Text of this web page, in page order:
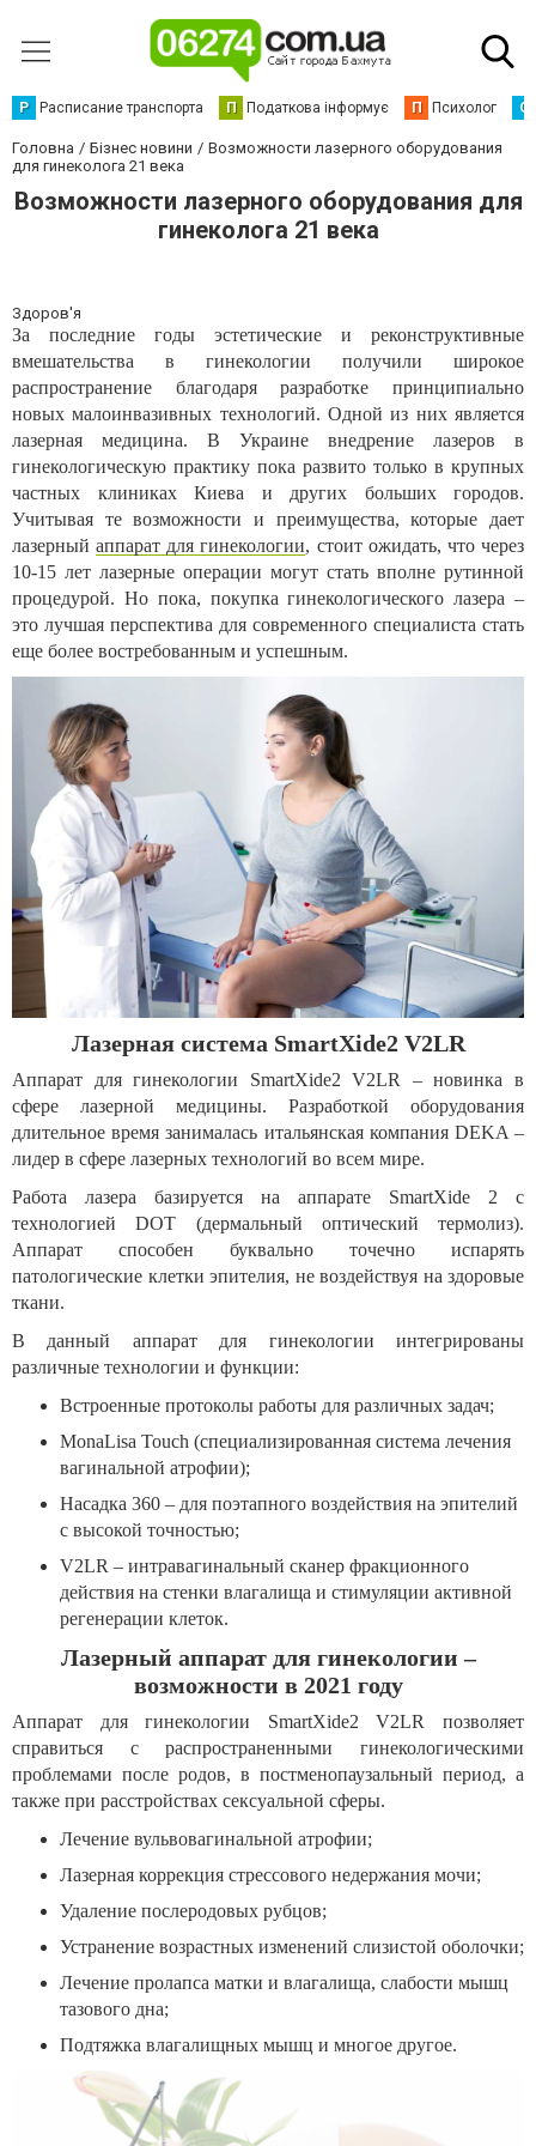
Р Расписание транспорта П Податкова інформує П Психолог С
Головна Бізнес новини
Возможности лазерного оборудования
для гинеколога 21 века
Возможности лазерного оборудования для
гинеколога 21 века
Здоров'я
За последние годы эстетические и реконструктивные
вмешательства в гинекологии получили широкое
распространение благодаря разработке принципиально
новых малоинвазивных технологий. Одной из них является
лазерная медицина. В Украине внедрение лазеров в
гинекологическую практику пока развито только в крупных
частных клиниках Киева и других больших городов.
Учитывая те возможности и преимущества, которые дает
лазерныйаппарат для гинекологии, стоит ожидать, что через
10-15 лет лазерные операции могут стать вполне рутинной
процедурой. Но пока, покупка гинекологического лазера –
это лучшая перспектива для современного специалиста стать
еще более востребованным и успешным.
Лазерная система SmartXide2 V2LR
Аппарат для гинекологии SmartXide2 V2LR – новинка в
сфере лазерной медицины. Разработкой оборудования
длительное время занималась итальянская компания DEKA –
лидер в сфере лазерных технологий во всем мире.
Работа лазера базируется на аппарате SmartXide 2 с
технологией DOT (дермальный оптический термолиз).
Аппарат способен буквально точечно испарять
патологические клетки эпителия, не воздействуя на здоровые
ткани.
В данный аппарат для гинекологии интегрированы
различные технологии и функции:
Встроенные протоколы работы для различных задач;
MonaLisa Touch (специализированная система лечения
вагинальной атрофии);
Насадка 360 – для поэтапного воздействия на эпителий
с высокой точностью;
V2LR – интравагинальный сканер фракционного
действия на стенки влагалища и стимуляции активной
регенерации клеток.
Лазерный аппарат для гинекологии –
возможности в 2021 году
Аппарат для гинекологии SmartXide2 V2LR позволяет
справиться с распространенными гинекологическими
проблемами после родов, в постменопаузальный период, а
также при расстройствах сексуальной сферы.
Лечение вульвовагинальной атрофии;
Лазерная коррекция стрессового недержания мочи;
Удаление послеродовых рубцов;
Устранение возрастных изменений слизистой оболочки;
Лечение пролапса матки и влагалища, слабости мышц
тазового дна;
Подтяжка влагалищных мышц и многое другое.